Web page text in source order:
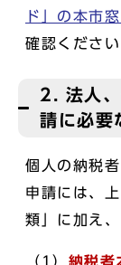
ド」の本市
確認ください
2. 法人
請に必要
個人の納税
申請には、
類」に加え
（1） 納税者